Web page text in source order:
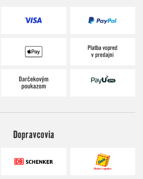
Dopravcovia